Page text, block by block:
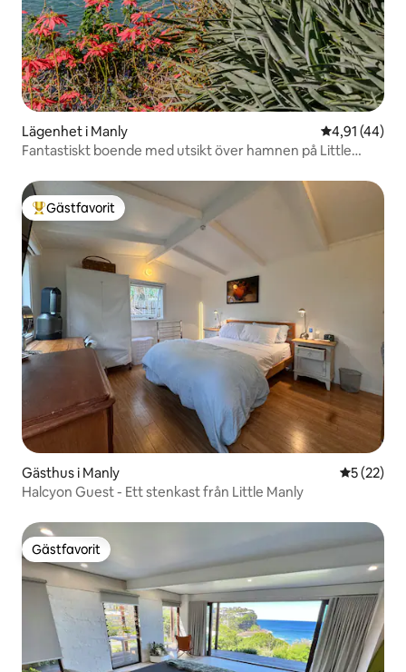
Lägenhet i Manly 4,91 av 5 i
4,91 (44)
Fantastiskt boende med utsikt över hamnen på Little
Populär gästfavorit
Gästfavorit
Gästhus i Manly 5 av 5 i
5 (22)
Halcyon Guest - Ett stenkast från Little Manly
Gästfavorit
Gästfavorit